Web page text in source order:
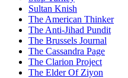
Sultan Knish
The American Thinker
The Anti-Jihad Pundit
The Brussels Journal
The Cassandra Page
The Clarion Project
The Elder Of Ziyon